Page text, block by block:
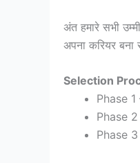
अंत हमारे सभी
अपना करियर
Selection
Phase
Phase
Phase